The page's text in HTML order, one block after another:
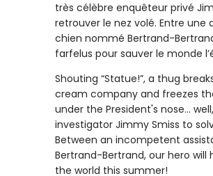
très célèbre enquêteur privé
retrouver le nez volé. Entre
chien nommé Bertrand-
farfelus pour sauver le monde
Shouting “Statue!”, a thug
cream company and freezes
under the President's nose...
investigator Jimmy Smiss to
Between an incompetent
Bertrand-Bertrand, our hero
the world this summer!